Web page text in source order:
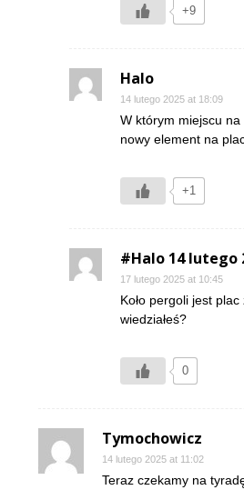
+9
Halo
14 lutego 2025 at 18:09
W którym miejscu
nowy element na
+1
#Halo 14 lutego
17 lutego 2025 at 10:45
Koło pergoli jest
wiedziałeś?
0
Tymochowicz
14 lutego 2025 at 11:02
Teraz czekamy na